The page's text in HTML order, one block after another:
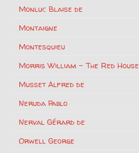
Monluc Blaise de
Montaigne
Montesquieu
Morris William – The Red House
Musset Alfred de
Neruda Pablo
Nerval Gérard de
Orwell George